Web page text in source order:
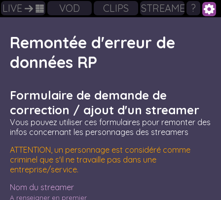
LIVE VOD CLIPS STREAMERS
?
Remontée d'erreur de
données RP
Formulaire de demande de
correction / ajout d'un streamer
Vous pouvez utiliser ces formulaires pour remonter des
infos concernant les personnages des streamers
ATTENTION, un personnage est considéré comme
criminel que s'il ne travaille pas dans une
entreprise/service.
Nom du streamer
A renseigner en premier